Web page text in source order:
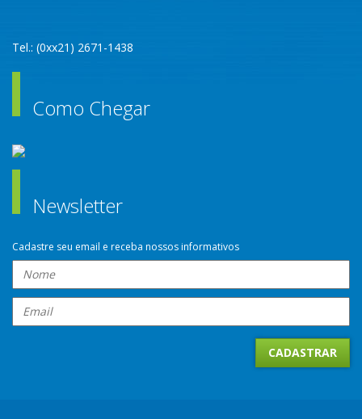
Tel.: (0xx21) 2671-1438
Como Chegar
Newsletter
Cadastre seu email e receba nossos informativos